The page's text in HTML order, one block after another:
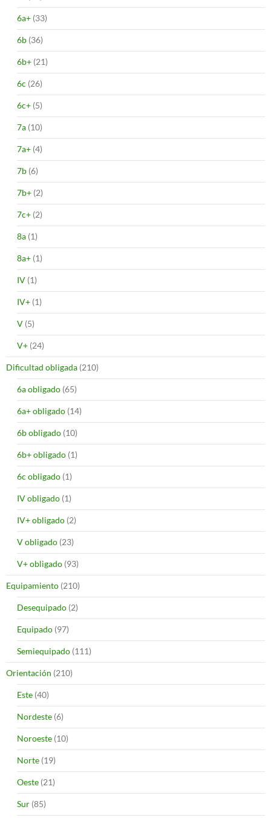
6a+ (33)
6b (36)
6b+ (21)
6c (26)
6c+ (5)
7a (10)
7a+ (4)
7b (6)
7b+ (2)
7c+ (2)
8a (1)
8a+ (1)
IV (1)
IV+ (1)
V (5)
V+ (24)
Dificultad obligada (210)
6a obligado (65)
6a+ obligado (14)
6b obligado (10)
6b+ obligado (1)
6c obligado (1)
IV obligado (1)
IV+ obligado (2)
V obligado (23)
V+ obligado (93)
Equipamiento (210)
Desequipado (2)
Equipado (97)
Semiequipado (111)
Orientación (210)
Este (40)
Nordeste (6)
Noroeste (10)
Norte (19)
Oeste (21)
Sur (85)